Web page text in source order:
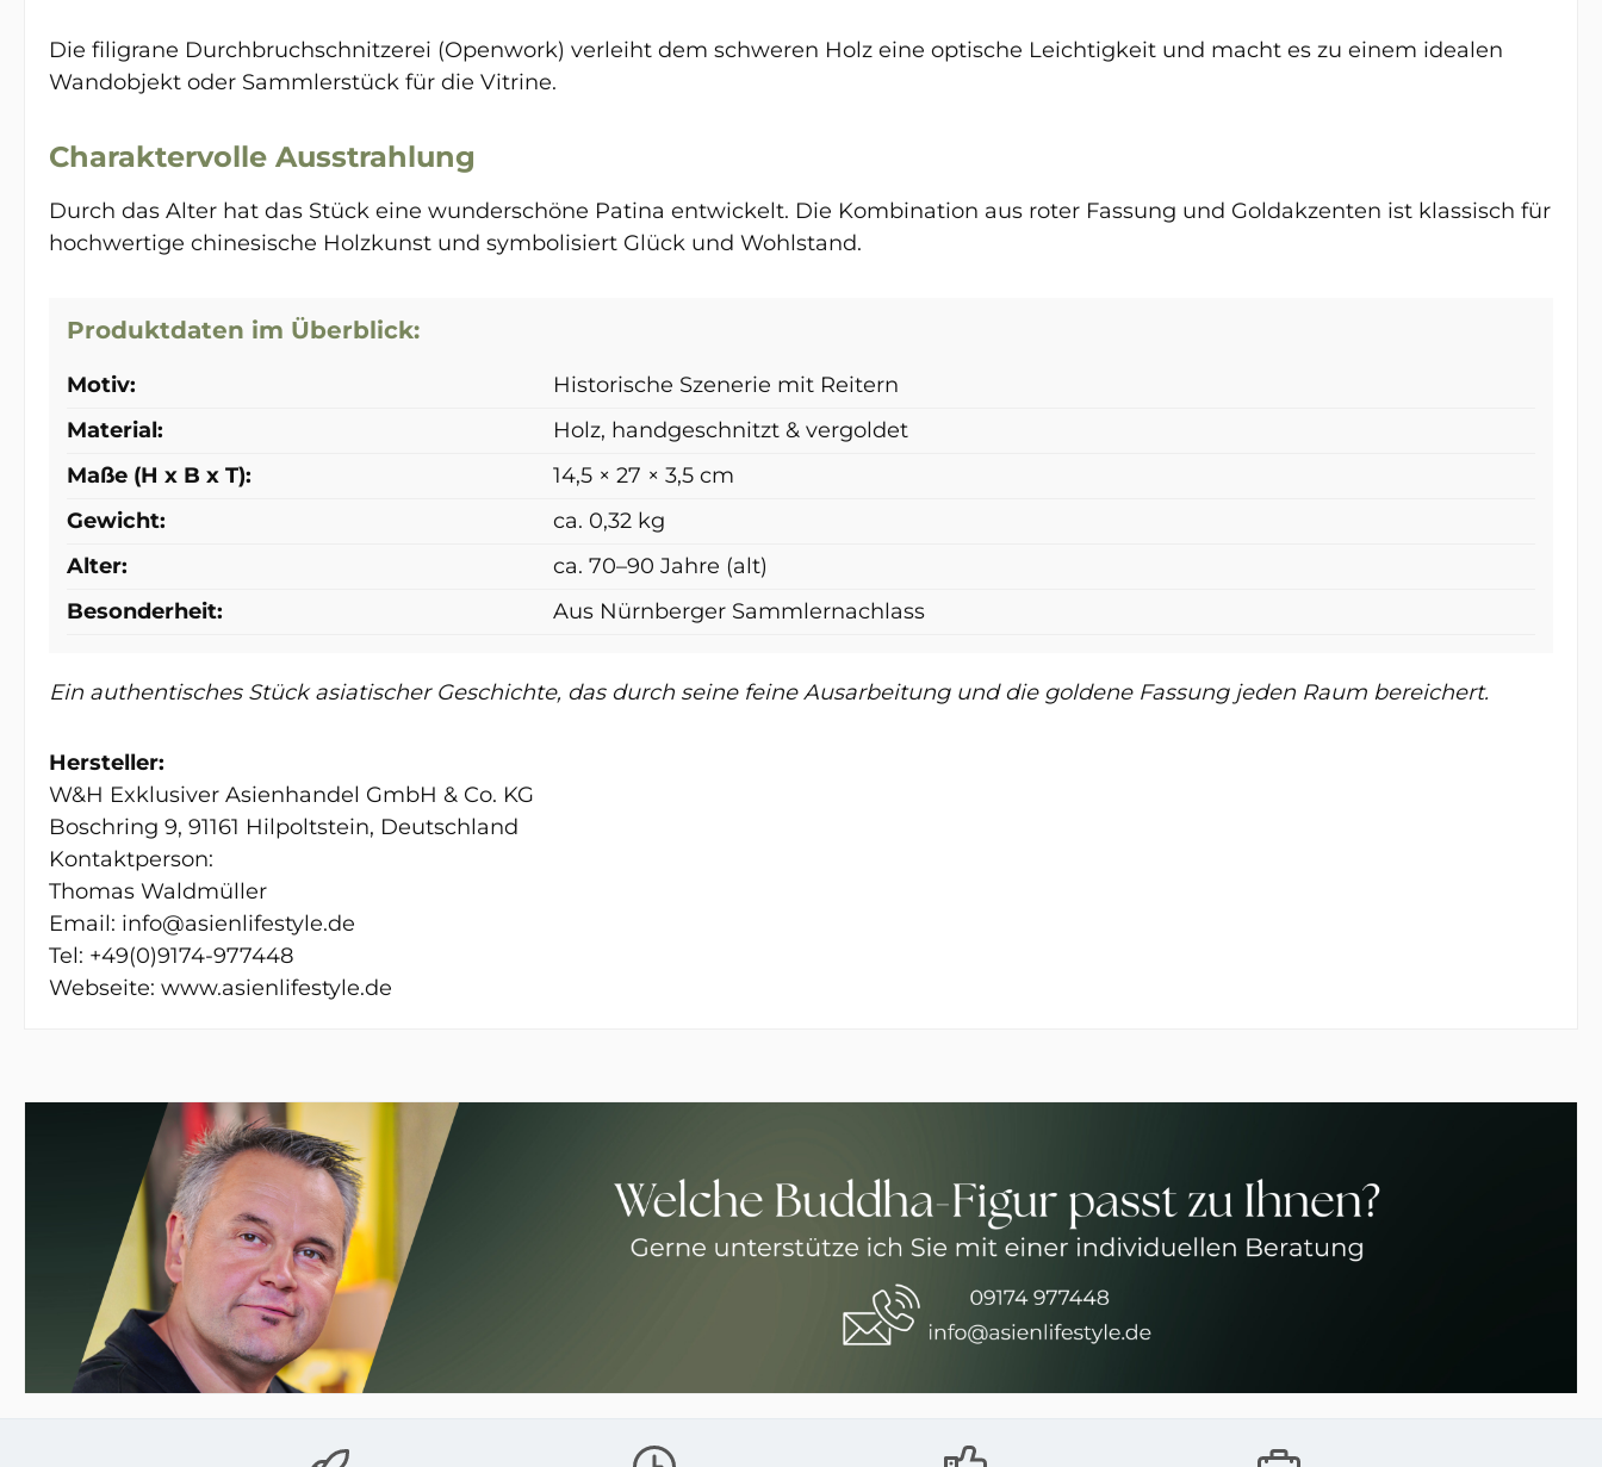
Die filigrane Durchbruchschnitzerei (Openwork) verleiht dem schweren Holz eine optische Leichtigkeit und macht es zu einem idealen
Wandobjekt oder Sammlerstück für die Vitrine.
Charaktervolle Ausstrahlung
Durch das Alter hat das Stück eine wunderschöne Patina entwickelt. Die Kombination aus roter Fassung und Goldakzenten ist klassisch für
hochwertige chinesische Holzkunst und symbolisiert Glück und Wohlstand.
Produktdaten im Überblick:
Motiv:
Historische Szenerie mit Reitern
Material:
Holz, handgeschnitzt & vergoldet
Maße (H x B x T):
14,5 × 27 × 3,5 cm
Gewicht:
ca. 0,32 kg
Alter:
ca. 70–90 Jahre (alt)
Besonderheit:
Aus Nürnberger Sammlernachlass
Ein authentisches Stück asiatischer Geschichte, das durch seine feine Ausarbeitung und die goldene Fassung jeden Raum bereichert.
Hersteller:
W&H Exklusiver Asienhandel GmbH & Co. KG
Boschring 9, 91161 Hilpoltstein, Deutschland
Kontaktperson:
Thomas Waldmüller
Email: info@asienlifestyle.de
Tel: +49(0)9174-977448
Webseite: www.asienlifestyle.de